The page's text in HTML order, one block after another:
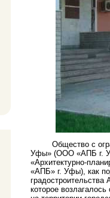
Общество с
Уфы» (ООО «АПБ г.
«Архитектурно-
«АПБ» г. Уфы), как
градостроительства
которое